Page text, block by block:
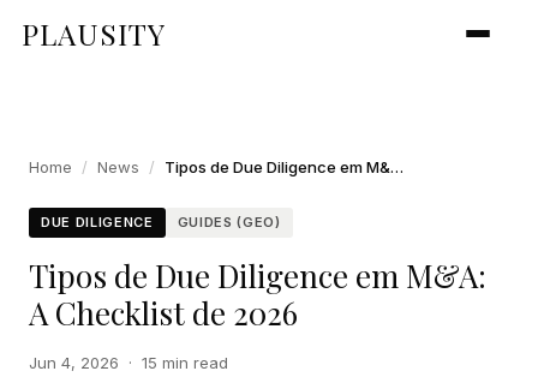
PLAUSITY
Home / News / Tipos de Due Diligence em M&A: A Checklist de 2026
DUE DILIGENCE GUIDES (GEO)
Tipos de Due Diligence em M&A:
A Checklist de 2026
Jun 4, 2026 · 15 min read